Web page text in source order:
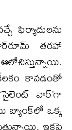
ఫిర్యాదులను
వార్‌రూమ్ తరహా
కావడంతో
వార్’గా
బ్యాంక్‌లో ఒక్క